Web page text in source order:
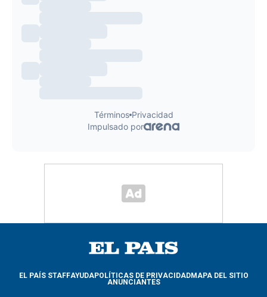
EL PAÍS STAFFAYUDAPOLÍTICAS DE PRIVACIDADMAPA DEL SITIO
ANUNCIANTES